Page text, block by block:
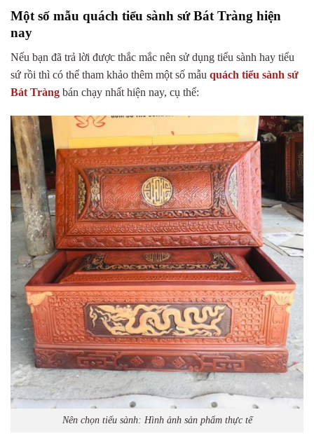
Một số mẫu quách tiểu sành sứ Bát Tràng hiện
nay
Nếu bạn đã trả lời được thắc mắc nên sử dụng tiểu sành hay tiểu
sứ rồi thì có thể tham khảo thêm một số mẫu quách tiểu sành sứ
Bát Tràng bán chạy nhất hiện nay, cụ thể:
Nên chọn tiểu sành: Hình ảnh sản phẩm thực tế